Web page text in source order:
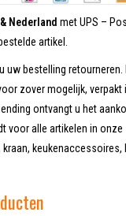
Nederland met UPS –
artikel.
uw bestelling
zover mogelijk, verpakt
ontvangt u het
voor alle artikelen in
keukenaccessoires,